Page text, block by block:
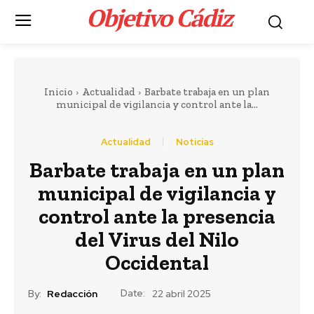
LEER MÁS
Portada
El delantero brasileño
Vinícius renueva con
el Real Madrid hasta
Objetivo Cádiz.
Inicio Actualidad
Barbate trabaja en un plan
municipal de vigilancia y control ante la...
Actualidad Noticias
Barbate trabaja en un plan
municipal de vigilancia y
control ante la presencia
del Virus del Nilo
Occidental
By: Redacción Date: 22 abril 2025